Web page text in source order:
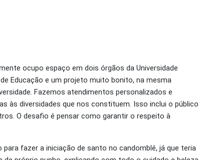
ocupo espaço em dois órgãos da Universidade
Educação e um projeto muito bonito, na mesma
Fazemos atendimentos personalizados e
às diversidades que nos constituem. Isso inclui o público
O desafio é pensar como garantir o respeito à
fazer a iniciação de santo no candomblé, já que teria